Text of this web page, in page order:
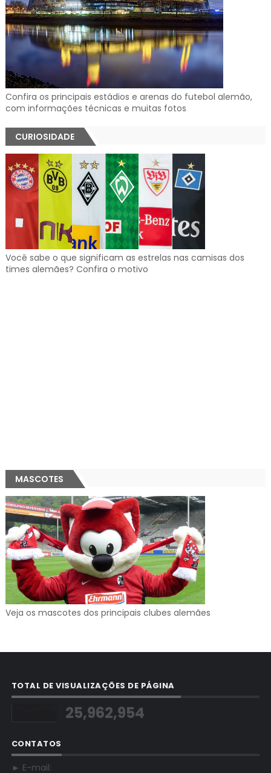
Confira os principais estádios e arenas do futebol alemão,
com informações técnicas e muitas fotos
CURIOSIDADE
Você sabe o que significam as estrelas nas camisas dos
times alemães? Confira o motivo
MASCOTES
Veja os mascotes dos principais clubes alemães
TOTAL DE VISUALIZAÇÕES DE PÁGINA
25,962,954
CONTATOS
► E-mail: